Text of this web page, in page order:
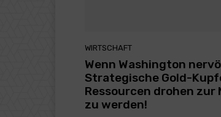
WIRTSCHAFT
Wenn Washington
Strategische Gold-
Ressourcen drohen
zu werden!